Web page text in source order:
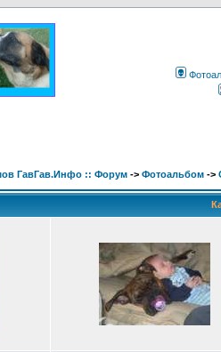
ГавГав.Инфо :: Форум -> Фотоальбом ->